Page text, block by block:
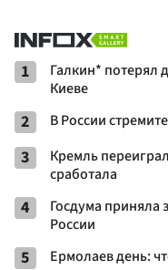
1
Галкин* потерял
Киеве
2 В России
3
Кремль
сработала
4
Госдума приняла
России
5 Ермолаев день: